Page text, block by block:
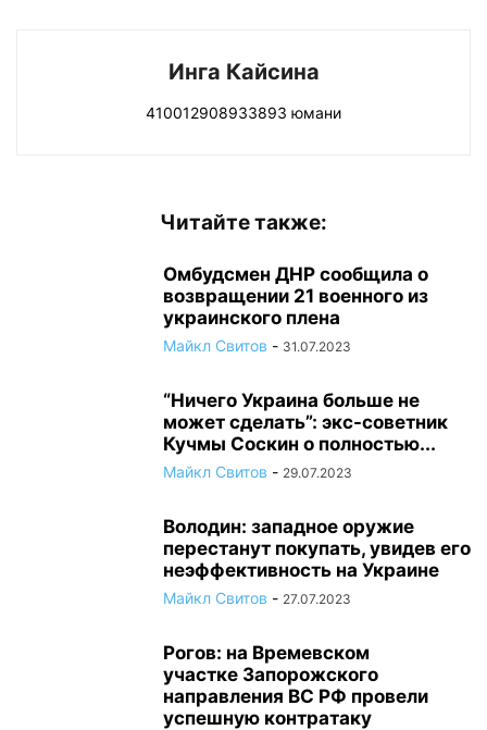
Инга Кайсина
410012908933893 юмани
Читайте также:
Омбудсмен ДНР сообщила о
возвращении 21 военного из
украинского плена
Майкл Свитов - 31.07.2023
“Ничего Украина больше не
может сделать”: экс-советник
Кучмы Соскин о полностью...
Майкл Свитов - 29.07.2023
Володин: западное оружие
перестанут покупать, увидев его
неэффективность на Украине
Майкл Свитов - 27.07.2023
Рогов: на Времевском
участке Запорожского
направления ВС РФ провели
успешную контратаку